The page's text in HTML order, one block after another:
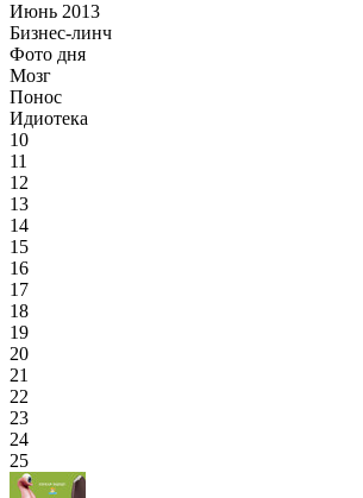
Июнь 2013
Бизнес-линч
Фото дня
Мозг
Понос
Идиотека
10
11
12
13
14
15
16
17
18
19
20
21
22
23
24
25